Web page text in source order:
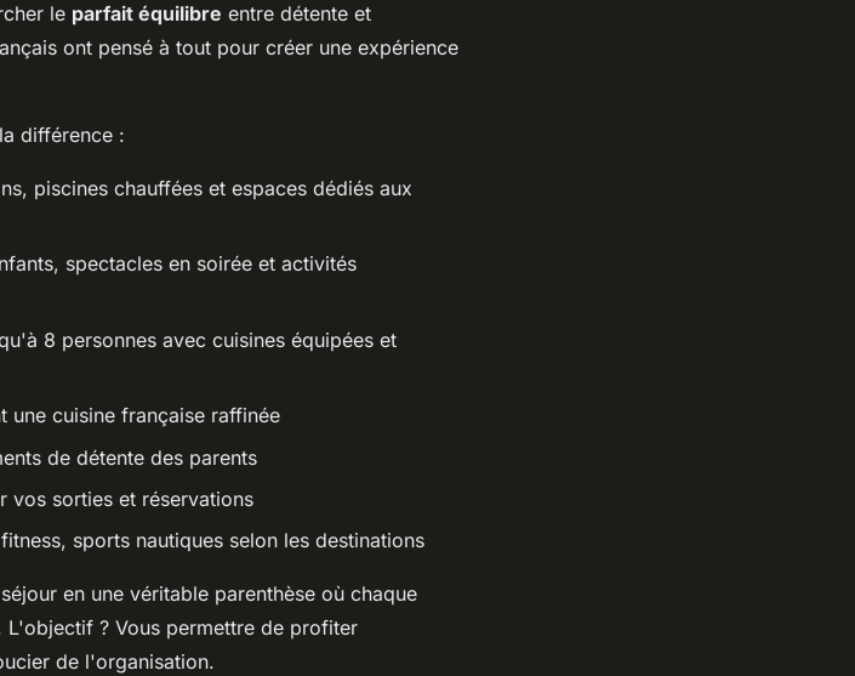
le parfait équilibre entre détente et
ont pensé à tout pour créer une expérience
différence :
piscines chauffées et espaces dédiés aux
spectacles en soirée et activités
8 personnes avec cuisines équipées et
une cuisine française raffinée
de détente des parents
vos sorties et réservations
sports nautiques selon les destinations
en une véritable parenthèse où chaque
? Vous permettre de profiter
de l'organisation.